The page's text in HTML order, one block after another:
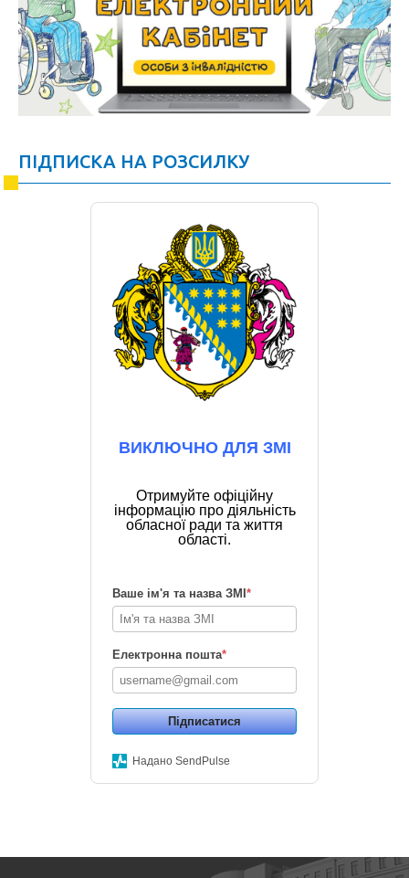
ПІДПИСКА НА РОЗСИЛКУ
ВИКЛЮЧНО ДЛЯ ЗМІ
Отримуйте офіційну
інформацію про діяльність
обласної ради та життя
області.
Ваше ім'я та назва ЗМІ *
Електронна пошта*
Підписатися
Надано SendPulse